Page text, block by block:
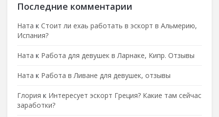
Последние комментарии
Ната к Стоит ли ехаь работать в эскорт в Альмерию,
Испания?
Ната к Работа для девушек в Ларнаке, Кипр. Отзывы
Ната к Работа в Ливане для девушек, отзывы
Глория к Интересует эскорт Греция? Какие там сейчас
заработки?